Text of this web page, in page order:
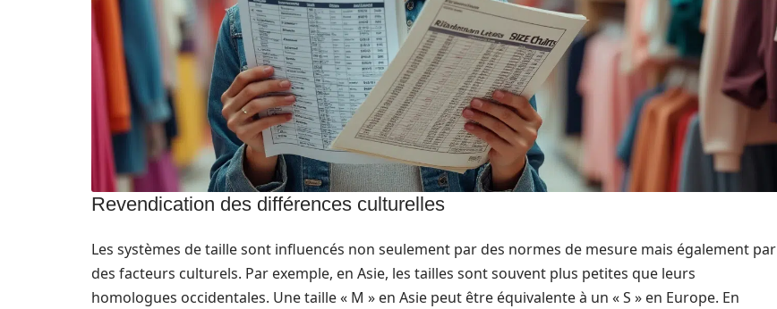
Revendication des différences culturelles
Les systèmes de taille sont influencés non seulement par des normes de mesure mais également par
des facteurs culturels. Par exemple, en Asie, les tailles sont souvent plus petites que leurs
homologues occidentales. Une taille « M » en Asie peut être équivalente à un « S » en Europe. En